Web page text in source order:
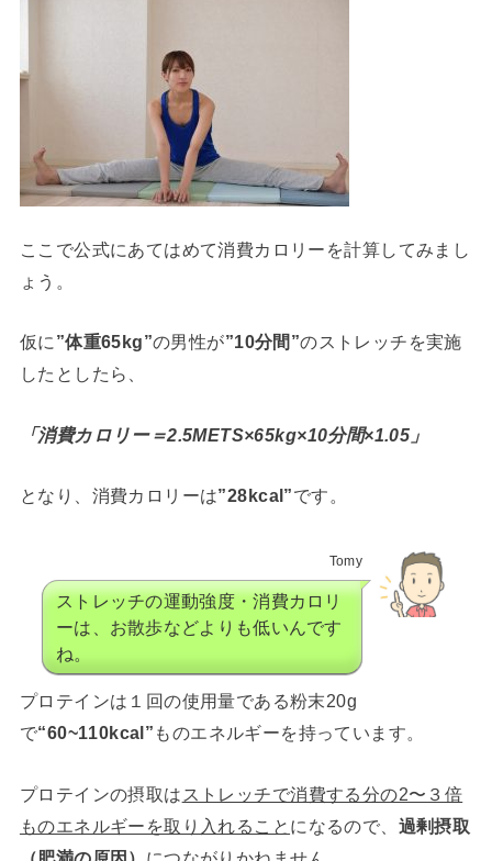
ここで公式にあてはめて消費カロリーを計算してみまし
ょう。
仮に ”体重65kg”の男性が”10分間”のストレッチを実施
したとしたら、
「消費カロリー＝2.5METS×65kg×10分間×1.05」
となり、消費カロリーは”28kcal”です。
Tomy
ストレッチの運動強度・消費カロリ
ーは、お散歩などよりも低いんです
ね。
プロテインは１回の使用量である粉末20g
で“60~110kcal” ものエネルギーを持っています。
プロテインの摂取は ストレッチで消費する分の2〜３倍
ものエネルギーを取り入れること になるので、 過剰摂取